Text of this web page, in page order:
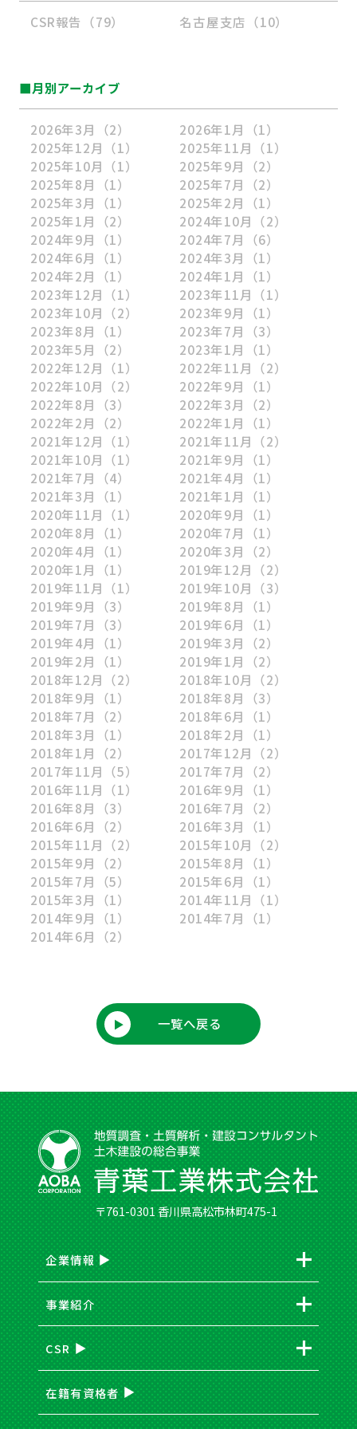
CSR報告（79） 名古屋支店（10）
■月別アーカイブ
2026年3月 （2） 2026年1月
（1）
2025年12月 （1） 2025年11月 （1）
2025年10月 （1） 2025年9月
（2）
2025年8月
（1） 2025年7月
（2）
2025年3月
（1） 2025年2月
（1）
2025年1月
（2） 2024年10月 （2）
2024年9月
（1） 2024年7月
（6）
2024年6月
（1） 2024年3月
（1）
2024年2月
（1） 2024年1月
（1）
2023年12月 （1） 2023年11月 （1）
2023年10月 （2） 2023年9月
（1）
2023年8月
（1） 2023年7月
（3）
2023年5月
（2） 2023年1月
（1）
2022年12月 （1） 2022年11月 （2）
2022年10月 （2） 2022年9月
（1）
2022年8月
（3） 2022年3月
（2）
2022年2月
（2） 2022年1月
（1）
2021年12月 （1） 2021年11月 （2）
2021年10月 （1） 2021年9月
（1）
2021年7月
（4） 2021年4月
（1）
2021年3月
（1） 2021年1月
（1）
2020年11月 （1） 2020年9月
（1）
2020年8月
（1） 2020年7月
（1）
2020年4月
（1） 2020年3月
（2）
2020年1月
（1） 2019年12月 （2）
2019年11月 （1） 2019年10月 （3）
2019年9月
（3） 2019年8月
（1）
2019年7月
（3） 2019年6月
（1）
2019年4月
（1） 2019年3月
（2）
2019年2月
（1） 2019年1月
（2）
2018年12月 （2） 2018年10月 （2）
2018年9月
（1） 2018年8月
（3）
2018年7月
（2） 2018年6月
（1）
2018年3月
（1） 2018年2月
（1）
2018年1月
（2） 2017年12月 （2）
2017年11月 （5） 2017年7月
（2）
2016年11月 （1） 2016年9月
（1）
2016年8月
（3） 2016年7月
（2）
2016年6月
（2） 2016年3月
（1）
2015年11月 （2） 2015年10月 （2）
2015年9月
（2） 2015年8月
（1）
2015年7月
（5） 2015年6月
（1）
2015年3月
（1） 2014年11月 （1）
2014年9月
（1） 2014年7月
（1）
2014年6月
（2）
一覧へ戻る
〒761-0301 香川県高松市林町475-1
企業情報
事業紹介
CSR
在籍有資格者